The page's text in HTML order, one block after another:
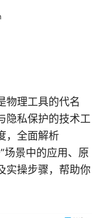
物理工具的代名
隐私保护的技术工
，全面解析
场景中的应用、原
实操步骤，帮助你